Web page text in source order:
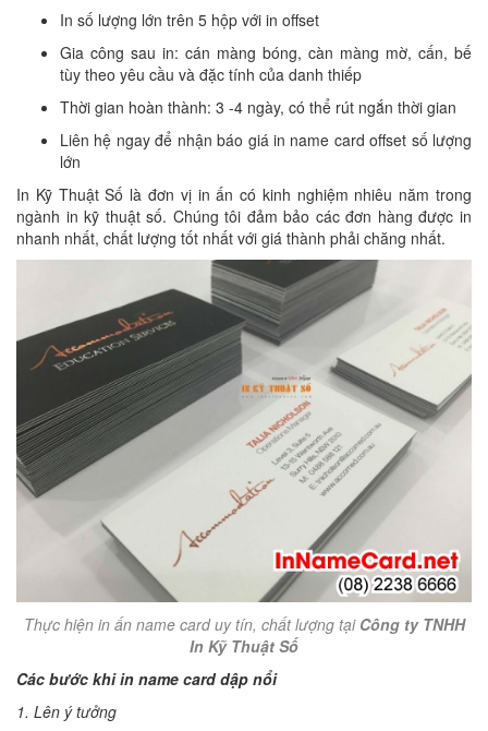
In số lượng lớn trên 5 hộp với in offset
Gia công sau in: cán màng bóng, càn màng mờ, cấn, bế
tùy theo yêu cầu và đặc tính của danh thiếp
Thời gian hoàn thành: 3 -4 ngày, có thể rút ngắn thời gian
Liên hệ ngay để nhận báo giá in name card offset số lượng
lớn
In Kỹ Thuật Số là đơn vị in ấn có kinh nghiệm nhiêu năm trong
ngành in kỹ thuật số. Chúng tôi đảm bảo các đơn hàng được in
nhanh nhất, chất lượng tốt nhất với giá thành phải chăng nhất.
Thực hiện in ấn name card uy tín, chất lượng tại Công ty TNHH
In Kỹ Thuật Số
Các bước khi in name card dập nổi
1. Lên ý tưởng